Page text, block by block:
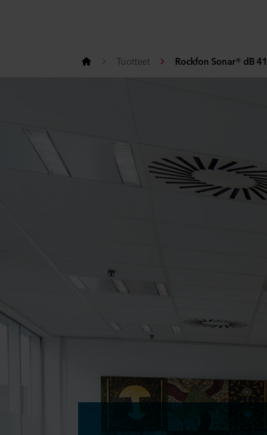
Tuotteet Rockfon Sonar® dB 41